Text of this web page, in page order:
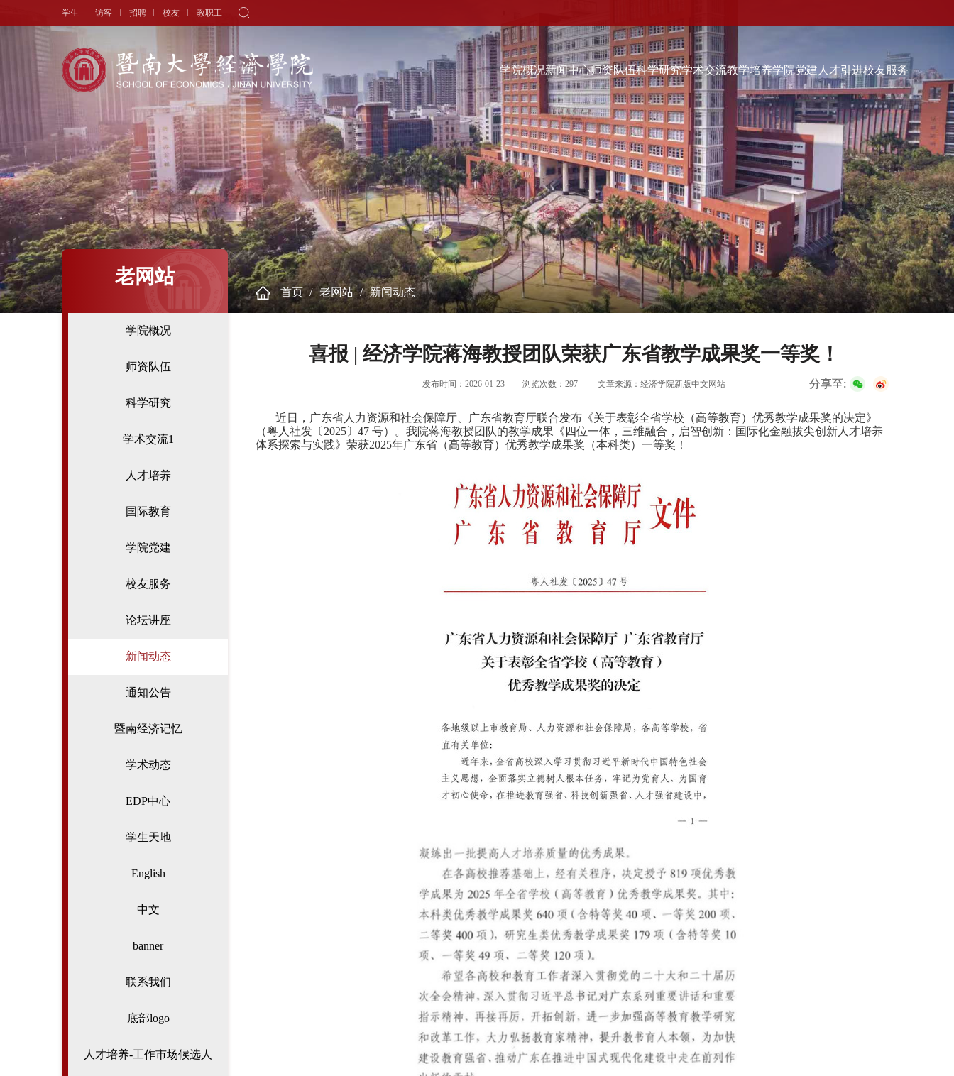
学生 访客 招聘 校友 教职工
学院概况新闻中心师资队伍科学研究学术交流教学培养学院党建 人才引进校友服务
院长寄语
学院简介
历史沿革
现任领导
历任领导
组织机构
新闻中心
头条新闻
学术动态
学生天地
通知公告
学者视角
人物专访
师资队伍
师资力量
专职教师
讲座教授
科学研究
研究成果
课题立项
成果奖励
博士后流动站
学术刊物
经院智库
学术交流
学术会议
学术报告
最新动态
教学培养
本科生
硕士生
博士生
数字经济（非全日制）...
学院党建 人才引进 校友服务
校友会快讯
品牌活动
校友动态
校友组织
老网站
学院概况
师资队伍
科学研究
学术交流1
人才培养
国际教育
学院党建
校友服务
论坛讲座
新闻动态
通知公告
暨南经济记忆
学术动态
EDP中心
学生天地
English
中文
banner
联系我们
底部logo
人才培养-工作市场候选人
首页 老网站 新闻动态
喜报 | 经济学院蒋海教授团队荣获广东省教学成果奖一等奖！
发布时间：2026-01-23 浏览次数： 297 文章来源：经济学院新版中文网站 分享至:
近日，广东省人力资源和社会保障厅、广东省教育厅联合发布《关于表彰全省学校（高等教育）优秀教学成果奖的决定》
（粤人社发〔2025〕47 号）。我院蒋海教授团队的教学成果《四位一体，三维融合，启智创新：国际化金融拔尖创新人才培养
体系探索与实践》荣获2025年广东省（高等教育）优秀教学成果奖（本科类）一等奖！